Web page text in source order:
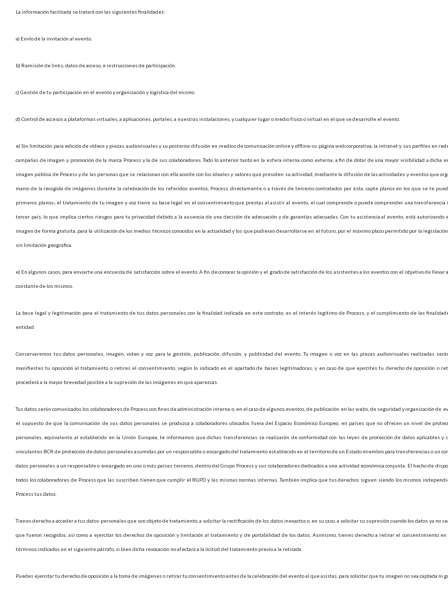
La información facilitada se tratará con las siguientes finalidades:
a) Envío de la invitación al evento.
b) Remisión de links, datos de acceso, e instrucciones de participación.
c) Gestión de tu participación en el evento y organización y logística del mismo.
d) Control de accesos a plataformas virtuales, a aplicaciones, portales, a nuestras instalaciones, y cualquier lugar o medio físico o virtual en el que se desarrolle el evento.
e) Sin limitación para edición de vídeos y piezas audiovisuales y su posterior difusión en medios de comunicación online y offline-su página web corporativa, la intranet y sus perfiles en
campañas de imagen y promoción de la marca Process y la de sus colaboradores. Todo lo anterior tanto en la esfera interna como externa, a fin de dotar de una mayor visibilidad a dicha
imagen pública de Process y de las personas que se relacionan con ella acorde con los ideales y valores que presiden su actividad, mediante la difusión de las actividades y eventos que
marco de la recogida de imágenes durante la celebración de los referidos eventos, Process, directamente o a través de terceros contratados por ésta, capte planos en los que se te
primeros planos-, el tratamiento de tu imagen y voz tiene su base legal en el consentimiento que prestas al asistir al evento, el cual comprende o puede comprender una transferencia
tercer país, lo que implica ciertos riesgos para tu privacidad debido a la ausencia de una decisión de adecuación y de garantías adecuadas. Con tu asistencia al evento, está autorizando
imagen de forma gratuita, para la utilización de los medios técnicos conocidos en la actualidad y los que pudieran desarrollarse en el futuro, por el máximo plazo permitido por la
sin limitación geográfica.
e) En algunos casos, para enviarte una encuesta de satisfacción sobre el evento. A fin de conocer la opinión y el grado de satisfacción de los asistentes a los eventos con el objetivo de llevar
constante de los mismos.
La base legal y legitimación para el tratamiento de tus datos personales con la finalidad indicada en este contrato, es el interés legítimo de Process, y el cumplimiento de las
entidad.
Conservaremos tus datos personales, imagen, video y voz para la gestión, publicación, difusión, y publicidad del evento. Tu imagen o voz en las piezas audiovisuales realizadas
manifiestes tu oposición al tratamiento o retires el consentimiento, según lo indicado en el apartado de bases legitimadoras, y en caso de que ejercites tu derecho de oposición o
procederá a la mayor brevedad posible a la supresión de las imágenes en que aparezcas.
Tus datos serán comunicados los colaboradores de Process con fines de administración interna o, en el caso de algunos eventos, de publicación en las webs, de seguridad y organización de
el supuesto de que la comunicación de sus datos personales se produzca a colaboradores ubicados fuera del Espacio Económico Europeo, en países que no ofrecen un nivel de
personales, equivalente al establecido en la Unión Europea, te informamos que dichas transferencias se realizarán de conformidad con las leyes de protección de datos aplicables y
vinculantes BCR de protección de datos personales asumidas por un responsable o encargado del tratamiento establecido en el territorio de un Estado miembro para transferencias o un
datos personales a un responsable o encargado en uno o más países terceros, dentro del Grupo Process y sus colaboradores dedicados a una actividad económica conjunta. El hecho de
todos los colaboradores de Process que las suscriben tienen que cumplir el RGPD y las mismas normas internas. También implica que tus derechos siguen siendo los mismos
Process tus datos.
Tienes derecho a acceder a tus datos personales que son objeto de tratamiento, a solicitar la rectificación de los datos inexactos o, en su caso, a solicitar su supresión cuando los datos ya no
que fueron recogidos, así como a ejercitar los derechos de oposición y limitación al tratamiento y de portabilidad de los datos. Asimismo, tienes derecho a retirar el consentimiento
términos indicados en el siguiente párrafo, si bien dicha revocación no afectará a la licitud del tratamiento previo a la retirada.
Puedes ejercitar tu derecho de oposición a la toma de imágenes o retirar tu consentimiento antes de la celebración del evento al que asistas, para solicitar que tu imagen no sea captada ni